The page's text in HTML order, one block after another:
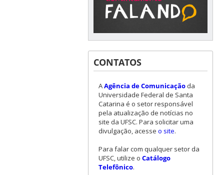
CONTATOS
AAgência de Comunicaçãoda
Universidade Federal de Santa
Catarina é o setor responsável
pela atualização de notícias no
site da UFSC. Para solicitar uma
divulgação, acesse o site.
Para falar com qualquer setor da
UFSC, utilize o Catálogo
Telefônico.